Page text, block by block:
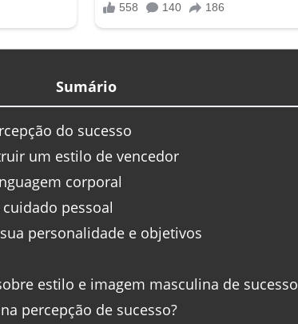
Sumário
do sucesso
um estilo de vencedor
corporal
pessoal
personalidade e objetivos
estilo e imagem masculina de sucesso
percepção de sucesso?